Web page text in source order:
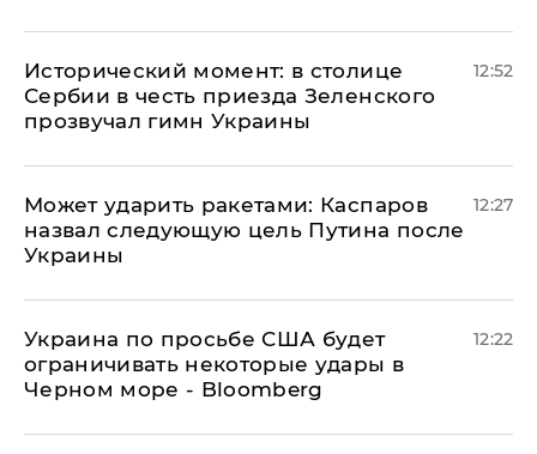
Исторический момент: в столице
Сербии в честь приезда Зеленского
прозвучал гимн Украины
12:52
Может ударить ракетами: Каспаров
назвал следующую цель Путина после
Украины
12:27
Украина по просьбе США будет
ограничивать некоторые удары в
Черном море - Bloomberg
12:22